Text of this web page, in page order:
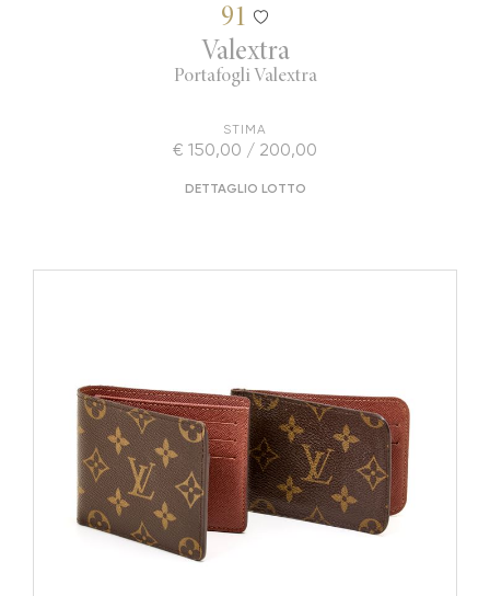
91
Valextra
Portafogli Valextra
STIMA
€ 150,00 / 200,00
DETTAGLIO LOTTO